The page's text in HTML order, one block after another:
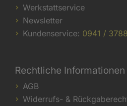
Werkstattservice
Newsletter
Kundenservice: 0941 /
Rechtliche Informationen
AGB
Widerrufs- &